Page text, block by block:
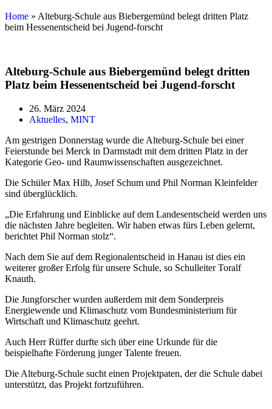
Home » Alteburg-Schule aus Biebergemünd belegt dritten Platz
beim Hessenentscheid bei Jugend-forscht
Alteburg-Schule aus Biebergemünd belegt dritten
Platz beim Hessenentscheid bei Jugend-forscht
26. März 2024
Aktuelles, MINT
Am gestrigen Donnerstag wurde die Alteburg-Schule bei einer
Feierstunde bei Merck in Darmstadt mit dem dritten Platz in der
Kategorie Geo- und Raumwissenschaften ausgezeichnet.
Die Schüler Max Hilb, Josef Schum und Phil Norman Kleinfelder
sind überglücklich.
„Die Erfahrung und Einblicke auf dem Landesentscheid werden uns
die nächsten Jahre begleiten. Wir haben etwas fürs Leben gelernt,
berichtet Phil Norman stolz“.
Nach dem Sie auf dem Regionalentscheid in Hanau ist dies ein
weiterer großer Erfolg für unsere Schule, so Schulleiter Toralf
Knauth.
Die Jungforscher wurden außerdem mit dem Sonderpreis
Energiewende und Klimaschutz vom Bundesministerium für
Wirtschaft und Klimaschutz geehrt.
Auch Herr Rüffer durfte sich über eine Urkunde für die
beispielhafte Förderung junger Talente freuen.
Die Alteburg-Schule sucht einen Projektpaten, der die Schule dabei
unterstützt, das Projekt fortzuführen.